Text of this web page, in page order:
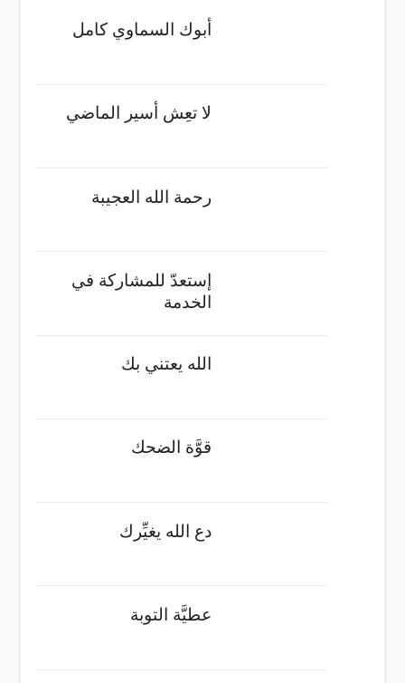
أبوك السماوي كامل
لا تعِش أسير الماضي
رحمة الله العجيبة
إستعدّ للمشاركة في
الخدمة
الله يعتني بك
قوَّة الضحك
دع الله يغيِّرك
عطيَّة التوبة